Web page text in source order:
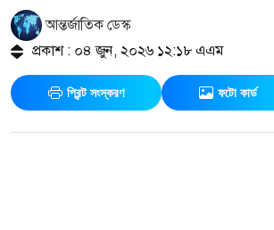
আন্তর্জাতিক ডেস্ক
প্রকাশ : ০৪ জুন, ২০২৬ ১২:১৮ এএম
প্রিন্ট সংস্করণ ফটো কার্ড